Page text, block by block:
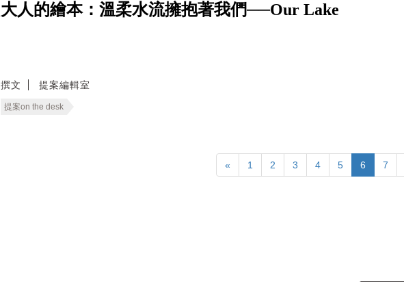
大人的繪本：溫柔水流擁抱著我們──Our Lake
撰文 提案編輯室
提案on the desk
« 1 2 3 4 5 6 7